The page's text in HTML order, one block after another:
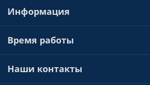
Информация
Время работы
Наши контакты